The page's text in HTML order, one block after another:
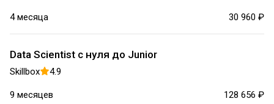
4 месяца 30 960 ₽
Data Scientist с нуля до Junior
Skillbox 4.9
9 месяцев 128 656 ₽